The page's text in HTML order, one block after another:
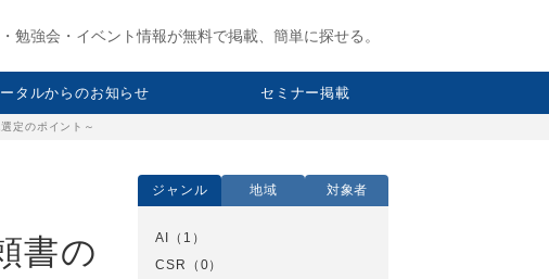
勉強会・イベント情報が無料で掲載、簡単に探せる。
タルからのお知らせ セミナー掲載
定のポイント～
書の
ジャンル 地域 対象者
AI
（1）
CSR
（0）